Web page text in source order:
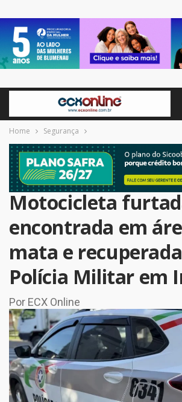
Home Segurança
Motocicleta
encontrada em
mata e
Polícia Militar em
Por ECX Online